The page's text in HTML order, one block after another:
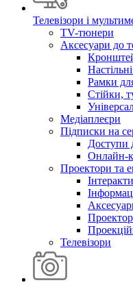
Телевізори і
TV-тюнери
Аксесуари до
Рамки
Стійки,
Медіаплеєри
Підписки на
Доступи
Онлайн-
Проектори та
Телевізори